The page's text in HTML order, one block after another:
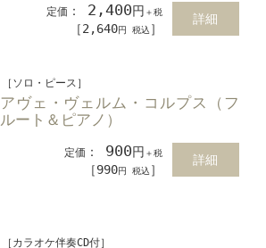
定価 ： 2,400円 ＋税
［2,640円 税込 ］
詳細
［ソロ・ピース］
アヴェ・ヴェルム・コルプス（フ
ルート＆ピアノ）
定価 ： 900円 ＋税
［990円 税込 ］
詳細
［カラオケ伴奏CD付］